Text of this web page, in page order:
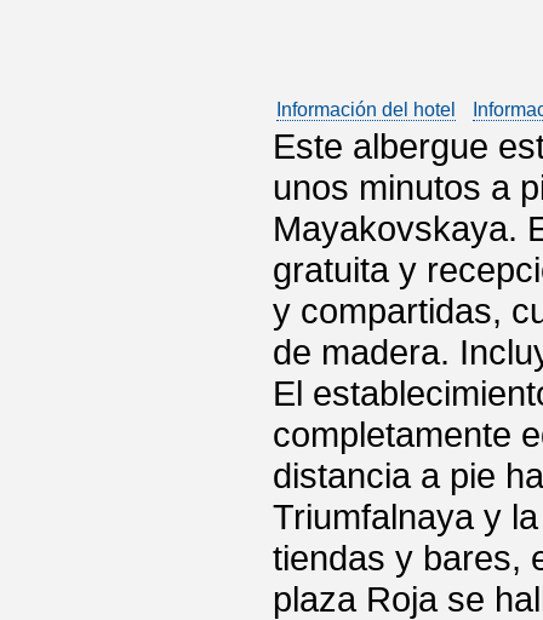
Información del hotel
Este albergue
unos minutos a
Mayakovskaya.
gratuita y
y compartidas,
de madera.
El
completamente
distancia a pie
Triumfalnaya y
tiendas y bares,
plaza Roja se